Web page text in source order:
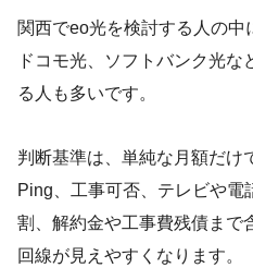
関西でeo光を検討する人の中
ドコモ光、ソフトバンク光
る人も多いです。
判断基準は、単純な月額だけ
Ping、工事可否、テレビや電
割、解約金や工事費残債まで
回線が見えやすくなります。